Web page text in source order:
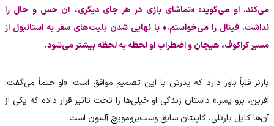
می‌کند. او می‌گوید: «تماشای بازی در هر جای دیگری، آن حس و حال را
نداشت. فینال را می‌خواستم.» با نهایی شدن بلیت‌های سفر به استانبول از
مسیر کراکوف، هیجان و اضطراب او لحظه به لحظه بیشتر می‌شود.
بارنز قلباً باور دارد که پدرش با این تصمیم موافق است: «او حتماً می‌گفت:
آفرین، برو پسر.» داستان زندگی او خیلی‌ها‌ را تحت تاثیر قرار داده که یکی از
آن‌ها کایل بارتلی، کاپیتان سابق وست‌برومویچ آلبیون است.